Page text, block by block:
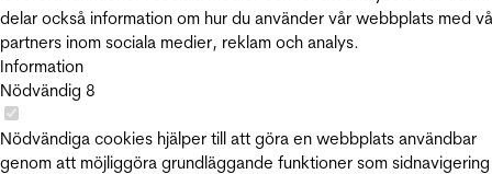
delar också information om hur du använder vår webbplats med
partners inom sociala medier, reklam och analys.
Information
Nödvändig 8
Nödvändiga cookies hjälper till att göra en webbplats användbar
genom att möjliggöra grundläggande funktioner som